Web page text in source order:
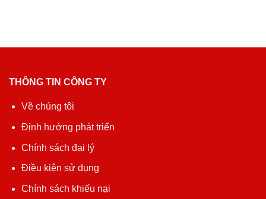
THÔNG TIN CÔNG TY
Về chúng tôi
Định hướng phát triển
Chính sách đại lý
Điều kiện sử dụng
Chính sách khiếu nại